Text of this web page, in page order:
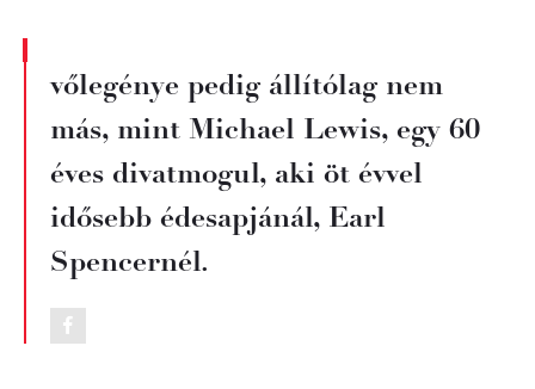
vőlegénye pedig állítólag nem
más, mint Michael Lewis, egy 60
éves divatmogul, aki öt évvel
idősebb édesapjánál, Earl
Spencernél.